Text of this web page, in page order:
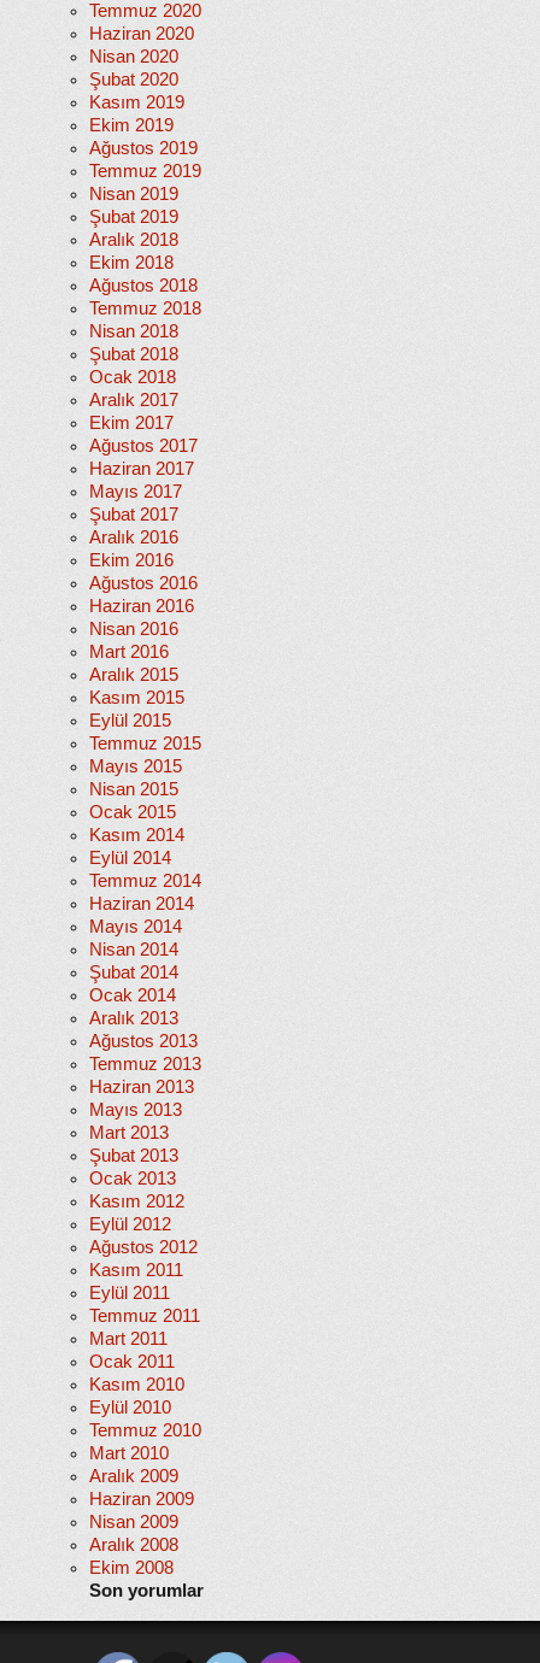
Temmuz 2020
Haziran 2020
Nisan 2020
Şubat 2020
Kasım 2019
Ekim 2019
Ağustos 2019
Temmuz 2019
Nisan 2019
Şubat 2019
Aralık 2018
Ekim 2018
Ağustos 2018
Temmuz 2018
Nisan 2018
Şubat 2018
Ocak 2018
Aralık 2017
Ekim 2017
Ağustos 2017
Haziran 2017
Mayıs 2017
Şubat 2017
Aralık 2016
Ekim 2016
Ağustos 2016
Haziran 2016
Nisan 2016
Mart 2016
Aralık 2015
Kasım 2015
Eylül 2015
Temmuz 2015
Mayıs 2015
Nisan 2015
Ocak 2015
Kasım 2014
Eylül 2014
Temmuz 2014
Haziran 2014
Mayıs 2014
Nisan 2014
Şubat 2014
Ocak 2014
Aralık 2013
Ağustos 2013
Temmuz 2013
Haziran 2013
Mayıs 2013
Mart 2013
Şubat 2013
Ocak 2013
Kasım 2012
Eylül 2012
Ağustos 2012
Kasım 2011
Eylül 2011
Temmuz 2011
Mart 2011
Ocak 2011
Kasım 2010
Eylül 2010
Temmuz 2010
Mart 2010
Aralık 2009
Haziran 2009
Nisan 2009
Aralık 2008
Ekim 2008
Son yorumlar